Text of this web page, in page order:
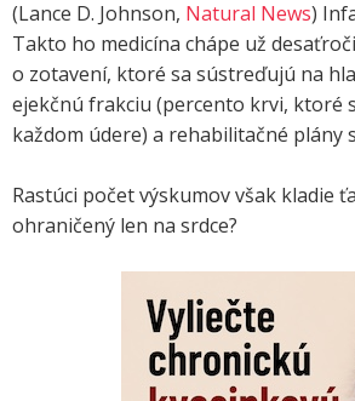
(Lance D. Johnson, Natural News)
Takto ho medicína chápe už
o zotavení, ktoré sa sústreďujú na
ejekčnú frakciu (percento krvi, ktoré
každom údere) a rehabilitačné plány
Rastúci počet výskumov však kladie
ohraničený len na srdce?